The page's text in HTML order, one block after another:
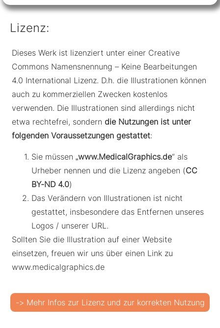
Lizenz:
Dieses Werk ist lizenziert unter einer Creative
Commons Namensnennung – Keine Bearbeitungen
4.0 International Lizenz. D.h. die Illustrationen können
auch zu kommerziellen Zwecken kostenlos
verwenden. Die Illustrationen sind allerdings nicht
etwa rechtefrei, sondern die Nutzungen ist unter
folgenden Voraussetzungen gestattet:
Sie müssen „www.MedicalGraphics.de“ als
Urheber nennen und die Lizenz angeben (CC
BY-ND 4.0)
Das Verändern von Illustrationen ist nicht
gestattet, insbesondere das Entfernen unseres
Logos / unserer URL.
Sollten Sie die Illustration auf einer Website
einsetzen, freuen wir uns über einen Link zu
www.medicalgraphics.de
-> Mehr Infos zur Lizenz und zur korrekten Nutzung